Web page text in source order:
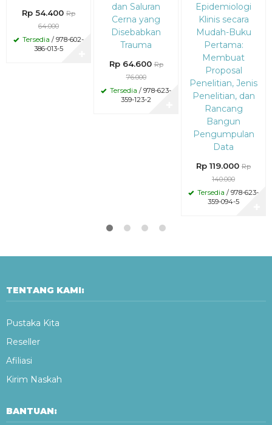
Rp 54.400 Rp
64.000
Tersedia / 978-602-
386-013-5
dan Saluran
Cerna yang
Disebabkan
Trauma
Rp 64.600 Rp
76.000
Tersedia / 978-623-
359-123-2
Epidemiologi
Klinis secara
Mudah-Buku
Pertama:
Membuat
Proposal
Penelitian, Jenis
Penelitian, dan
Rancang
Bangun
Pengumpulan
Data
Rp 119.000 Rp
140.000
Tersedia / 978-623-
359-094-5
TENTANG KAMI:
Pustaka Kita
Reseller
Afiliasi
Kirim Naskah
BANTUAN: